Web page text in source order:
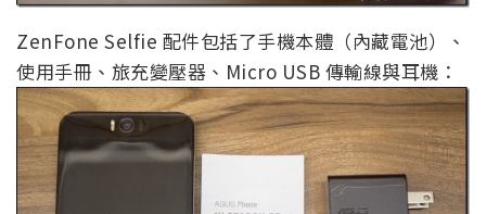
ZenFone Selfie 配件包括了手機本體（內藏電池）、
使用手冊、旅充變壓器、Micro USB 傳輸線與耳機：